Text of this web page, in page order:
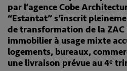
par l’agence Cobe
“Estantat” s’inscrit
de transformation de la ZAC
immobilier à usage mixte
logements, bureaux,
une livraison prévue au 4ᵉ